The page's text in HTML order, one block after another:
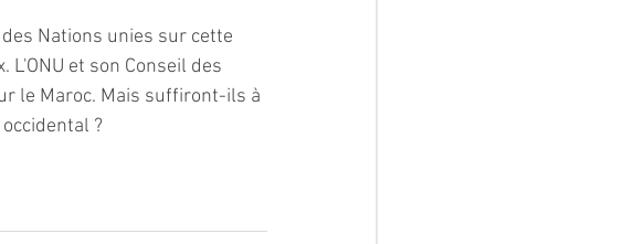
Nations unies sur cette
et son Conseil des
le Maroc. Mais suffiront-ils à
?